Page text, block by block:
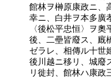
館林ヲ榊原康政ニ、
幸ニ、白井ヲ本多廣
〈後松平忠恒〉ヲ
後、二壘皆廢ス、廐
ゼラレ、相傳ル十世
後川越ニ移リ、城廢
リ徙封、館林ハ康政